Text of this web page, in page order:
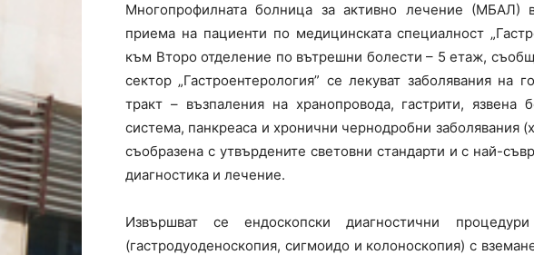
Многопрофилната болница за активно лечение (МБАЛ)
приема на пациенти по медицинската специалност
към Второ отделение по вътрешни болести – 5 етаж,
сектор „Гастроентерология” се лекуват заболявания на
тракт – възпаления на хранопровода, гастрити, язвена
система, панкреаса и хронични чернодробни заболявания
съобразена с утвърдените световни стандарти и с най-
диагностика и лечение.
Извършват се ендоскопски диагностични
(гастродуоденоскопия, сигмоидо и колоноскопия) с